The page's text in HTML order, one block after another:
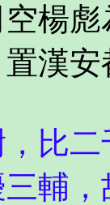
楊
漢安
比
輔